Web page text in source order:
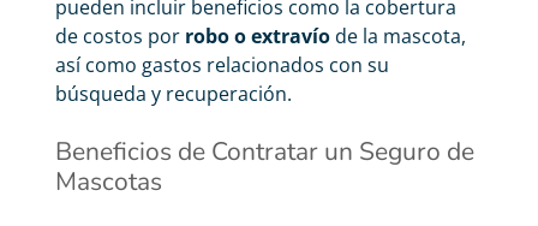
pueden incluir beneficios como la cobertura
de costos por robo o extravíode la mascota,
así como gastos relacionados con su
búsqueda y recuperación.
Beneficios de Contratar un Seguro de
Mascotas